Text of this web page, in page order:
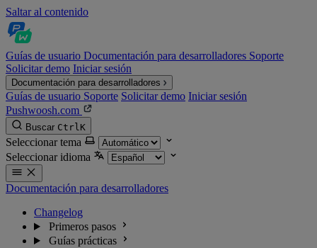
Saltar al contenido
Guías de usuario Documentación para desarrolladores Soporte
Solicitar demo Iniciar sesión
Documentación para desarrolladores
Guías de usuario Soporte Solicitar demo Iniciar sesión
Pushwoosh.com
Buscar CtrlK
Seleccionar tema
Seleccionar idioma
Documentación para desarrolladores
Changelog
Primeros pasos
Guías prácticas